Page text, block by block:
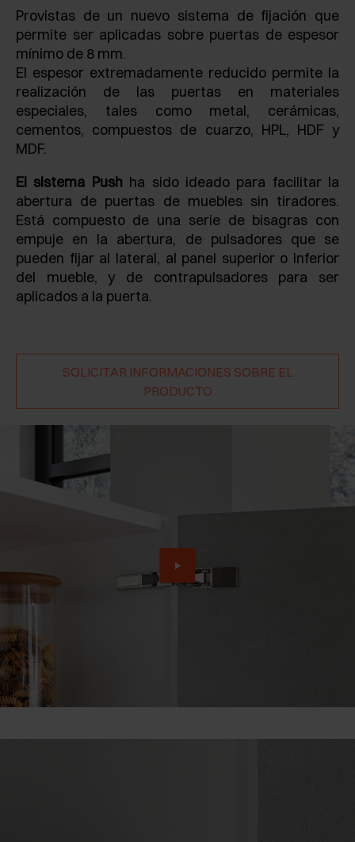
Provistas de un nuevo sistema de fijación que
permite ser aplicadas sobre puertas de espesor
mínimo de 8 mm.
El espesor extremadamente reducido permite la
realización de las puertas en materiales
especiales, tales como metal, cerámicas,
cementos, compuestos de cuarzo, HPL, HDF y
MDF.
El sistema Push ha sido ideado para facilitar la
abertura de puertas de muebles sin tiradores.
Está compuesto de una serie de bisagras con
empuje en la abertura, de pulsadores que se
pueden fijar al lateral, al panel superior o inferior
del mueble, y de contrapulsadores para ser
aplicados a la puerta.
SOLICITAR INFORMACIONES SOBRE EL
PRODUCTO